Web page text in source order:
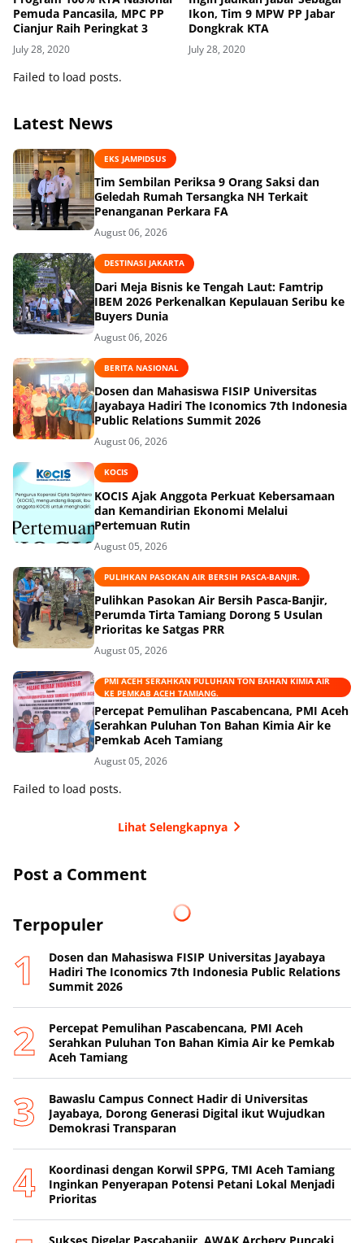
Pemuda Pancasila, MPC PP
Cianjur Raih Peringkat 3
July 28, 2020
Ikon, Tim 9 MPW PP Jabar
Dongkrak KTA
July 28, 2020
Failed to load posts.
Latest News
EKS JAMPIDSUS
Tim Sembilan Periksa 9 Orang Saksi dan
Geledah Rumah Tersangka NH Terkait
Penanganan Perkara FA
August 06, 2026
DESTINASI JAKARTA
Dari Meja Bisnis ke Tengah Laut: Famtrip
IBEM 2026 Perkenalkan Kepulauan Seribu ke
Buyers Dunia
August 06, 2026
BERITA NASIONAL
Dosen dan Mahasiswa FISIP Universitas
Jayabaya Hadiri The Iconomics 7th Indonesia
Public Relations Summit 2026
August 06, 2026
KOCIS
KOCIS Ajak Anggota Perkuat Kebersamaan
dan Kemandirian Ekonomi Melalui
Pertemuan Rutin
August 05, 2026
PULIHKAN PASOKAN AIR BERSIH PASCA-BANJIR.
Pulihkan Pasokan Air Bersih Pasca-Banjir,
Perumda Tirta Tamiang Dorong 5 Usulan
Prioritas ke Satgas PRR
August 05, 2026
PMI ACEH SERAHKAN PULUHAN TON BAHAN KIMIA AIR
KE PEMKAB ACEH TAMIANG.
Percepat Pemulihan Pascabencana, PMI Aceh
Serahkan Puluhan Ton Bahan Kimia Air ke
Pemkab Aceh Tamiang
August 05, 2026
Failed to load posts.
Lihat Selengkapnya
Post a Comment
Terpopuler
Dosen dan Mahasiswa FISIP Universitas Jayabaya
Hadiri The Iconomics 7th Indonesia Public Relations
Summit 2026
Percepat Pemulihan Pascabencana, PMI Aceh
Serahkan Puluhan Ton Bahan Kimia Air ke Pemkab
Aceh Tamiang
Bawaslu Campus Connect Hadir di Universitas
Jayabaya, Dorong Generasi Digital ikut Wujudkan
Demokrasi Transparan
Koordinasi dengan Korwil SPPG, TMI Aceh Tamiang
Inginkan Penyerapan Potensi Petani Lokal Menjadi
Prioritas